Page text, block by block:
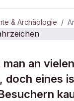
& Archäologie /
&an vielen
doch eines